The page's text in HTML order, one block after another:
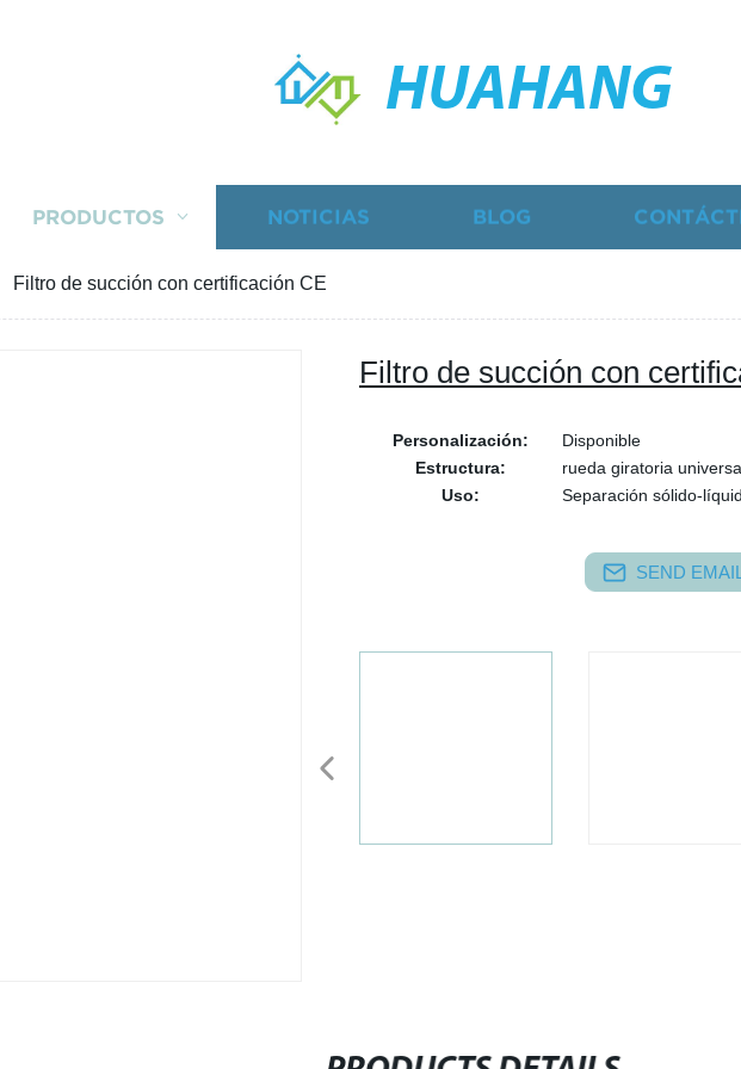
HUAHANG
PRODUCTOS NOTICIAS BLOG
Filtro de succión con certificación CE
Filtro de succión con
Personalización:
Disponible
Estructura:
rueda giratoria
Uso:
Separación sólido-
SEND